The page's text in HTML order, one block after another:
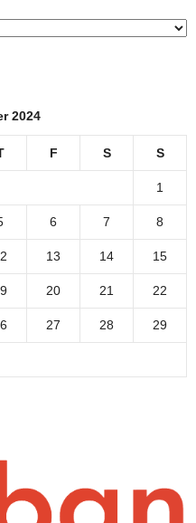
2024
F S S
1
6 7 8
13 14 15
20 21 22
27 28 29